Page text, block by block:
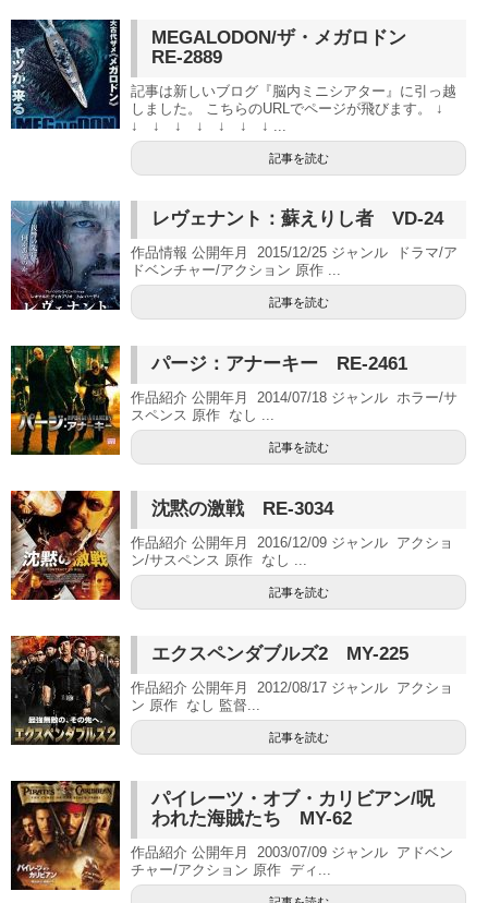
MEGALODON/ザ・メガロドン
RE-2889
記事は新しいブログ『脳内ミニシアター』に引っ越
しました。 こちらのURLでページが飛びます。 ↓
↓ ↓ ↓ ↓ ↓ ↓ ↓ ...
記事を読む
レヴェナント：蘇えりし者 VD-24
作品情報 公開年月 2015/12/25 ジャンル ドラマ/ア
ドベンチャー/アクション 原作 ...
記事を読む
パージ：アナーキー RE-2461
作品紹介 公開年月 2014/07/18 ジャンル ホラー/サ
スペンス 原作 なし ...
記事を読む
沈黙の激戦 RE-3034
作品紹介 公開年月 2016/12/09 ジャンル アクショ
ン/サスペンス 原作 なし ...
記事を読む
エクスペンダブルズ2 MY-225
作品紹介 公開年月 2012/08/17 ジャンル アクショ
ン 原作 なし 監督...
記事を読む
パイレーツ・オブ・カリビアン/呪
われた海賊たち MY-62
作品紹介 公開年月 2003/07/09 ジャンル アドベン
チャー/アクション 原作 ディ...